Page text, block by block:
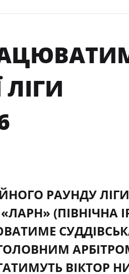
РАУНДУ ЛІГИ
(ПІВНІЧНА
ВІКТОР